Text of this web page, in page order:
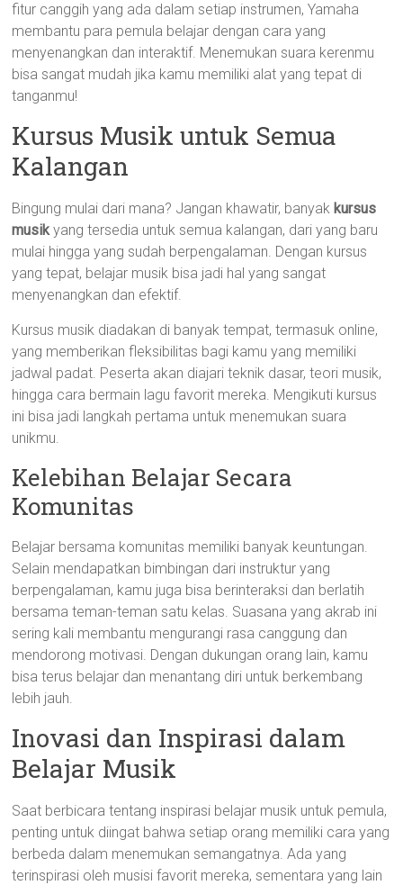
fitur canggih yang ada dalam setiap instrumen, Yamaha
membantu para pemula belajar dengan cara yang
menyenangkan dan interaktif. Menemukan suara kerenmu
bisa sangat mudah jika kamu memiliki alat yang tepat di
tanganmu!
Kursus Musik untuk Semua
Kalangan
Bingung mulai dari mana? Jangan khawatir, banyak kursus
musikyang tersedia untuk semua kalangan, dari yang baru
mulai hingga yang sudah berpengalaman. Dengan kursus
yang tepat, belajar musik bisa jadi hal yang sangat
menyenangkan dan efektif.
Kursus musik diadakan di banyak tempat, termasuk online,
yang memberikan fleksibilitas bagi kamu yang memiliki
jadwal padat. Peserta akan diajari teknik dasar, teori musik,
hingga cara bermain lagu favorit mereka. Mengikuti kursus
ini bisa jadi langkah pertama untuk menemukan suara
unikmu.
Kelebihan Belajar Secara
Komunitas
Belajar bersama komunitas memiliki banyak keuntungan.
Selain mendapatkan bimbingan dari instruktur yang
berpengalaman, kamu juga bisa berinteraksi dan berlatih
bersama teman-teman satu kelas. Suasana yang akrab ini
sering kali membantu mengurangi rasa canggung dan
mendorong motivasi. Dengan dukungan orang lain, kamu
bisa terus belajar dan menantang diri untuk berkembang
lebih jauh.
Inovasi dan Inspirasi dalam
Belajar Musik
Saat berbicara tentang inspirasi belajar musik untuk pemula,
penting untuk diingat bahwa setiap orang memiliki cara yang
berbeda dalam menemukan semangatnya. Ada yang
terinspirasi oleh musisi favorit mereka, sementara yang lain